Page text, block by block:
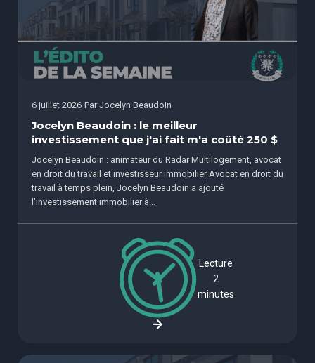
6 juillet 2026 Par Jocelyn Beaudoin
Jocelyn Beaudoin : le meilleur
investissement que j'ai fait m'a coûté 250 $
Jocelyn Beaudoin : animateur du Radar Multilogement, avocat
en droit du travail et investisseur immobilier Avocat en droit du
travail à temps plein, Jocelyn Beaudoin a ajouté
l'investissement immobilier à...
Lecture
2
minutes